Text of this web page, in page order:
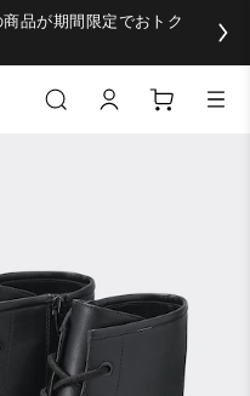
品が期間限定でおトク